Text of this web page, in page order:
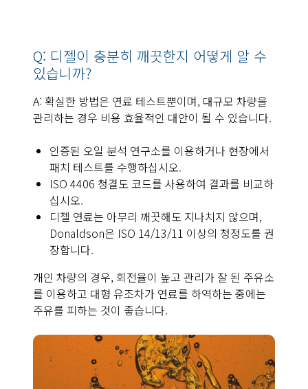
Q: 디젤이 충분히 깨끗한지 어떻게 알 수
있습니까?
A: 확실한 방법은 연료 테스트뿐이며, 대규모 차량을
관리하는 경우 비용 효율적인 대안이 될 수 있습니다.
인증된 오일 분석 연구소를 이용하거나 현장에서
패치 테스트를 수행하십시오.
ISO 4406 청결도 코드를 사용하여 결과를 비교하
십시오.
디젤 연료는 아무리 깨끗해도 지나치지 않으며,
Donaldson은 ISO 14/13/11 이상의 청정도를 권
장합니다.
개인 차량의 경우, 회전율이 높고 관리가 잘 된 주유소
를 이용하고 대형 유조차가 연료를 하역하는 중에는
주유를 피하는 것이 좋습니다.